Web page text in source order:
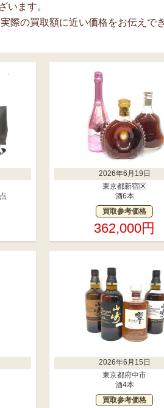
います。
際の買取額に近い価格をお伝えで
2026年6月19日
東京都新宿区
酒6本
買取参考価格
362,000円
2026年6月15日
東京都府中市
酒4本
買取参考価格